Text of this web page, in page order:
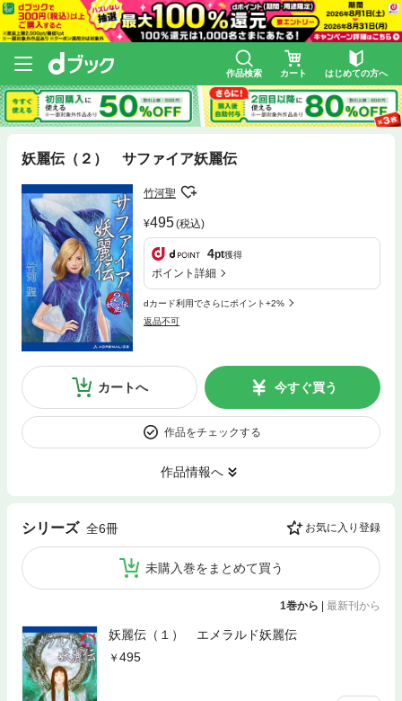
作品検索 カート はじめての方へ
妖麗伝（２） サファイア妖麗伝
竹河聖
495(税込)
4pt獲得
ポイント詳細
dカード利用でさらにポイント+2%
返品不可
カートへ 今すぐ買う
作品をチェックする
作品情報へ
シリーズ 全6冊 お気に入り登録
未購入巻をまとめて買う
1巻から 最新刊から
妖麗伝（１） エメラルド妖麗伝
495